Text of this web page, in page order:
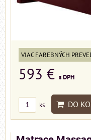
VIAC FAREBNÝCH
593 € s DPH
ks DO